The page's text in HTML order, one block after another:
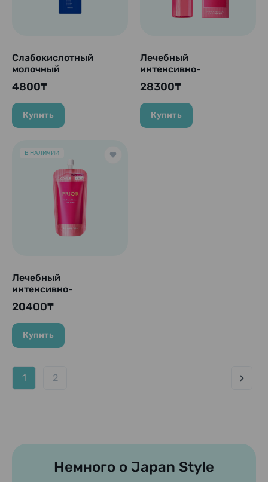
Слабокислотный
молочный
увлажняющий лосьон
3 в 1 без добавок с
экстрактом плаценты
"Simple Balance
Medicated Whitening
4800₸
Купить
Лечебный
интенсивно-
увлажняющий лосьон
с эффектом тканевой
маски для увлажнения
и упругости
возрастной кожи
28300₸
Купить
В НАЛИЧИИ
Лечебный
интенсивно-
увлажняющий лосьон
с эффектом тканевой
маски для увлажнения
и упругости
возрастной кожи
Lotion Rich Moist"
Shiseido, 140 мл
(Сменный блок)
20400₸
Купить
1 2
Немного о Japan Style